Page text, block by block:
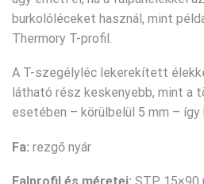
burkolóléceket használ, mint
Thermory T-profil.
A T-szegélyléc lekerekített
látható rész keskenyebb, mint a
esetében – körülbelül 5 mm –
Fa: rezgő nyár